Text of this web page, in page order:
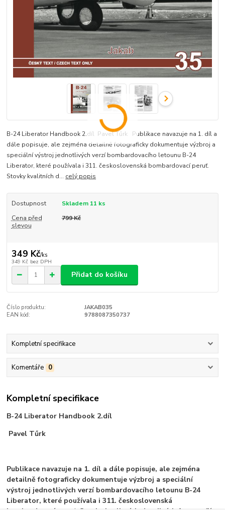
B-24 Liberator Handbook 2.díl Pavel Tűrk Publikace navazuje na 1. díl a
dále popisuje, ale zejména detailně fotograficky dokumentuje výzbroj a
speciální výstroj jednotlivých verzí bombardovacího letounu B-24
Liberator, které používala i 311. československá bombardovací peruť.
Stovky kvalitních d... celý popis
Dostupnost
Skladem 11 ks
Cena před
slevou
799 Kč
349 Kč/ks
349 Kč bez DPH
Přidat do košíku
Číslo produktu:
JAKAB035
EAN kód:
9788087350737
Kompletní specifikace
Komentáře 0
Kompletní specifikace
B-24 Liberator Handbook 2.díl
Pavel Tűrk
Publikace navazuje na 1. díl a dále popisuje, ale zejména
detailně fotograficky dokumentuje výzbroj a speciální
výstroj jednotlivých verzí bombardovacího letounu B-24
Liberator, které používala i 311. československá
bombardovací peruť. Stovky kvalitních detailních fotografií a